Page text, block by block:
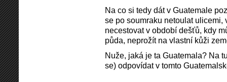
Na co si tedy dát v Guatemale
se po soumraku netoulat
necestovat v období dešťů, kdy
půda, neprožít na vlastní kůži
Nuže, jaká je ta Guatemala? Na
se) odpovídat v tomto